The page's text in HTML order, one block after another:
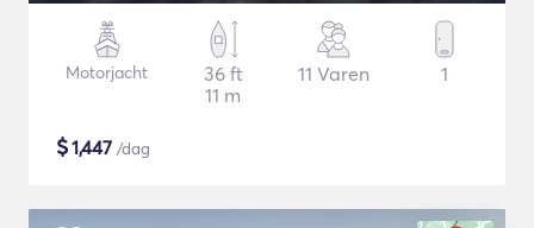
Motorjacht
36 ft
11 m
11 Varen 1
$1,447 /dag